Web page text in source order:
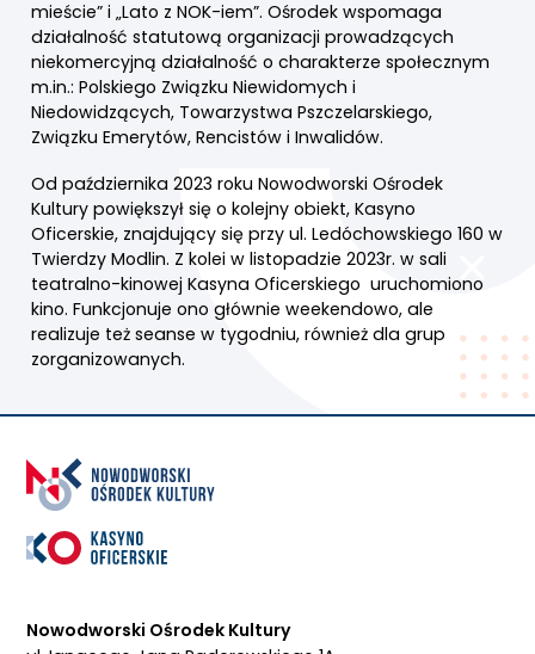
mieście” i „Lato z NOK-iem”. Ośrodek wspomaga
działalność statutową organizacji prowadzących
niekomercyjną działalność o charakterze społecznym
m.in.: Polskiego Związku Niewidomych i
Niedowidzących, Towarzystwa Pszczelarskiego,
Związku Emerytów, Rencistów i Inwalidów.
Od października 2023 roku Nowodworski Ośrodek
Kultury powiększył się o kolejny obiekt, Kasyno
Oficerskie, znajdujący się przy ul. Ledóchowskiego 160 w
Twierdzy Modlin. Z kolei w listopadzie 2023r. w sali
teatralno-kinowej Kasyna Oficerskiego uruchomiono
kino. Funkcjonuje ono głównie weekendowo, ale
realizuje też seanse w tygodniu, również dla grup
zorganizowanych.
Nowodworski Ośrodek Kultury